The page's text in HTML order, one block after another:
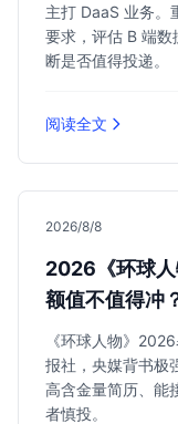
主打 DaaS 业务。
要求，评估 B 端
断是否值得投递。
阅读全文
2026/8/8
2026《环球
额值不值得冲
《环球人物》
报社，央媒背书极
高含金量简历、能
者慎投。